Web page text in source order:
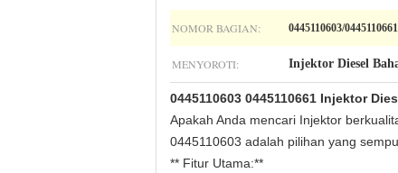
NOMOR BAGIAN: 0445110603/0445110661
MENYOROTI: Injektor Diesel
0445110603 0445110661 Injektor
Apakah Anda mencari Injektor
0445110603 adalah pilihan yang
** Fitur Utama:**